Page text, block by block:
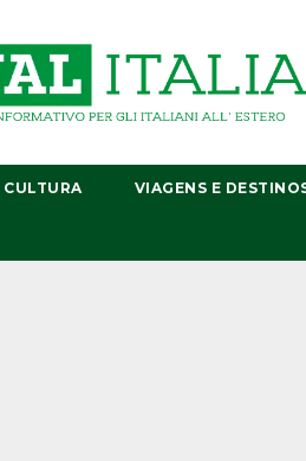
CULTURA VIAGENS E